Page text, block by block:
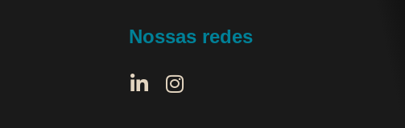
Nossas redes